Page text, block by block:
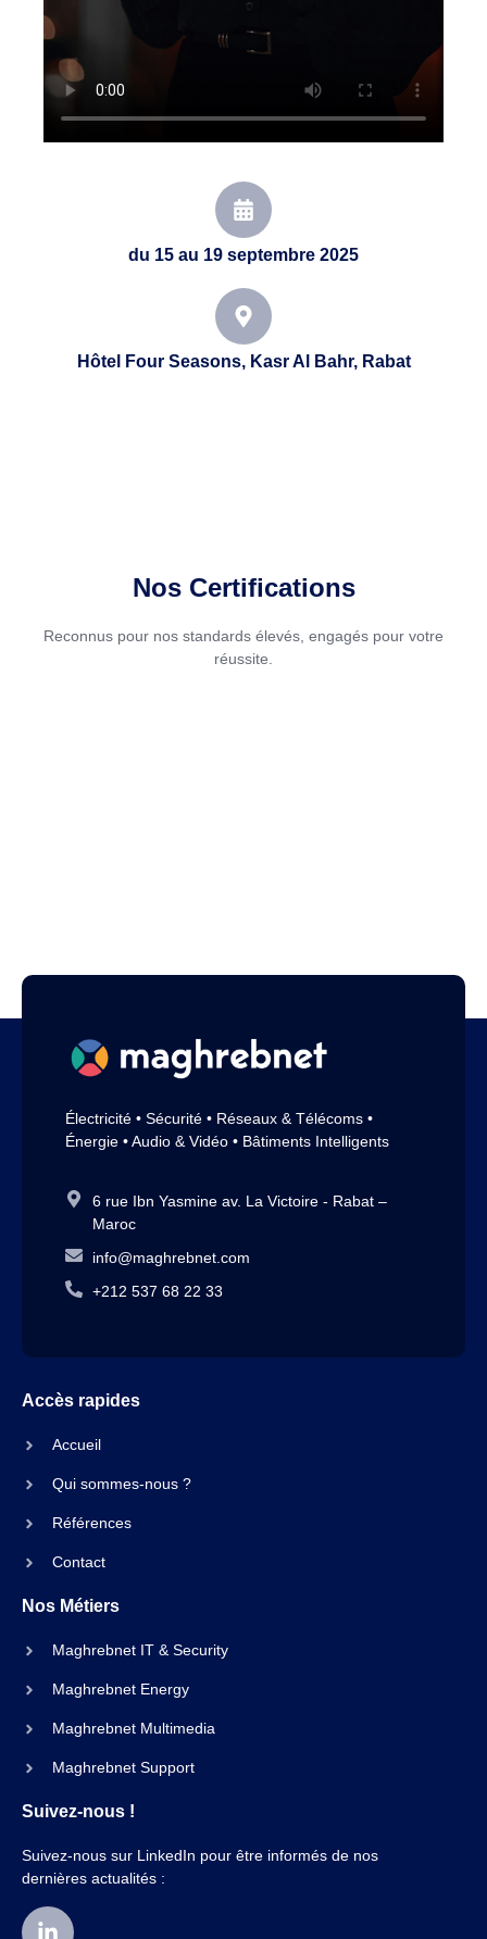
du 15 au 19 septembre 2025
Hôtel Four Seasons, Kasr Al Bahr, Rabat
Nos Certifications
Reconnus pour nos standards élevés, engagés pour votre
réussite.
Électricité • Sécurité • Réseaux & Télécoms •
Énergie • Audio & Vidéo • Bâtiments Intelligents
6 rue Ibn Yasmine av. La Victoire - Rabat –
Maroc
info@maghrebnet.com
+212 537 68 22 33
Accès rapides
Accueil
Qui sommes-nous ?
Références
Contact
Nos Métiers
Maghrebnet IT & Security
Maghrebnet Energy
Maghrebnet Multimedia
Maghrebnet Support
Suivez-nous !
Suivez-nous sur LinkedIn pour être informés de nos
dernières actualités :